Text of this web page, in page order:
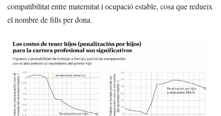
compatibilitat entre maternitat i ocupació estable, cosa que redueix
el nombre de fills per dona.